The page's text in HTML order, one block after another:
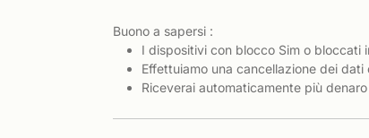
Buono a sapersi :
I dispositivi con blocco Sim o bloccati
Effettuiamo una cancellazione dei
Riceverai automaticamente più